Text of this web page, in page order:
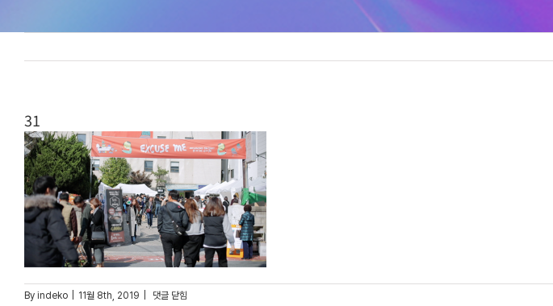
31
By indeko 11월 8th, 2019 31
댓글 닫힘